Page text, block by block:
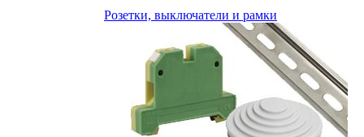
Розетки, выключатели и рамки